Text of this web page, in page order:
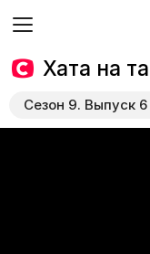
Хата на
Сезон 9. Выпуск 6